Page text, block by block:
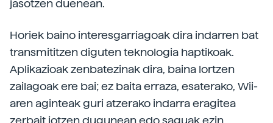
jasotzen duenean.
Horiek baino interesgarriagoak dira indarren bat
transmititzen diguten teknologia haptikoak.
Aplikazioak zenbatezinak dira, baina lortzen
zailagoak ere bai; ez baita erraza, esaterako, Wii-
aren aginteak guri atzerako indarra eragitea